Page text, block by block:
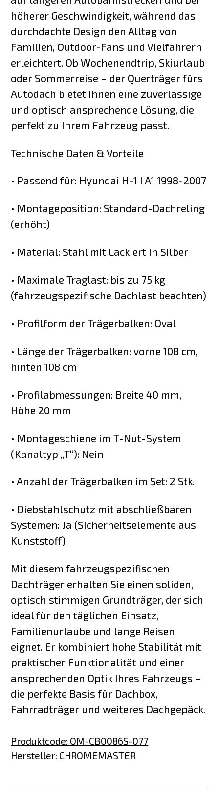
höherer Geschwindigkeit, während das
durchdachte Design den Alltag von
Familien, Outdoor-Fans und Vielfahrern
erleichtert. Ob Wochenendtrip, Skiurlaub
oder Sommerreise – der Querträger fürs
Autodach bietet Ihnen eine zuverlässige
und optisch ansprechende Lösung, die
perfekt zu Ihrem Fahrzeug passt.
Technische Daten & Vorteile
• Passend für: Hyundai H-1 I A1 1998-2007
• Montageposition: Standard-Dachreling
(erhöht)
• Material: Stahl mit Lackiert in Silber
• Maximale Traglast: bis zu 75 kg
(fahrzeugspezifische Dachlast beachten)
• Profilform der Trägerbalken: Oval
• Länge der Trägerbalken: vorne 108 cm,
hinten 108 cm
• Profilabmessungen: Breite 40 mm,
Höhe 20 mm
• Montageschiene im T-Nut-System
(Kanaltyp „T“): Nein
• Anzahl der Trägerbalken im Set: 2 Stk.
• Diebstahlschutz mit abschließbaren
Systemen: Ja (Sicherheitselemente aus
Kunststoff)
Mit diesem fahrzeugspezifischen
Dachträger erhalten Sie einen soliden,
optisch stimmigen Grundträger, der sich
ideal für den täglichen Einsatz,
Familienurlaube und lange Reisen
eignet. Er kombiniert hohe Stabilität mit
praktischer Funktionalität und einer
ansprechenden Optik Ihres Fahrzeugs –
die perfekte Basis für Dachbox,
Fahrradträger und weiteres Dachgepäck.
Produktcode: OM-CB0086S-077
Hersteller: CHROMEMASTER